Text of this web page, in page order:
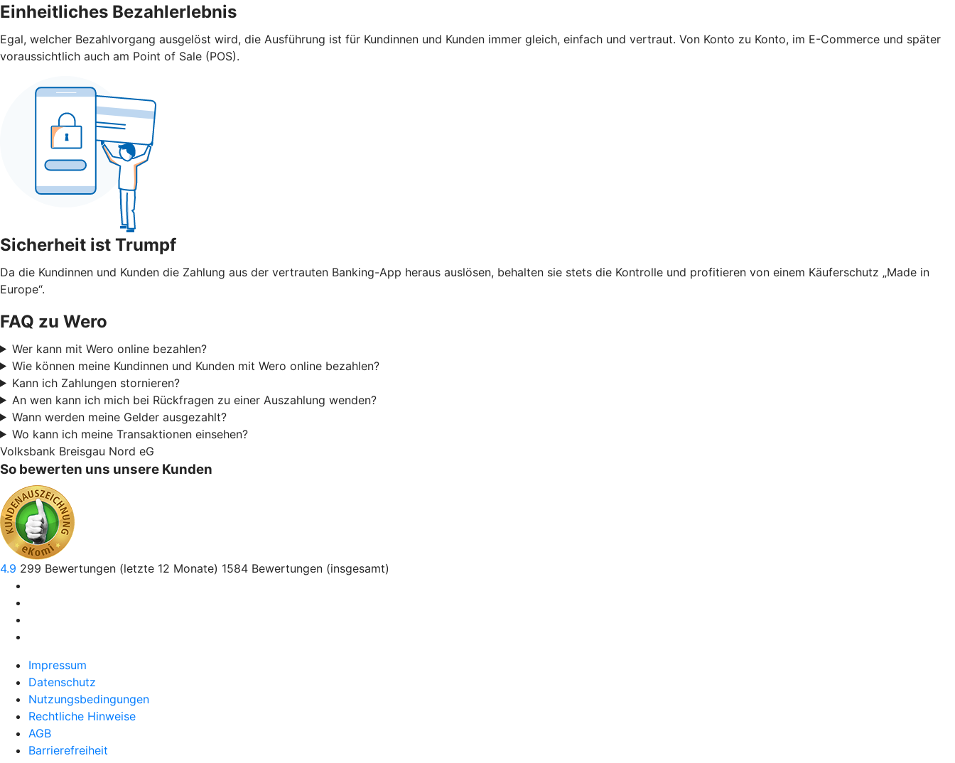
Einheitliches Bezahlerlebnis
Egal, welcher Bezahlvorgang ausgelöst wird, die Ausführung ist für Kundinnen und Kunden immer gleich, einfach und vertraut. Von Konto zu Konto, im E-Commerce und später
voraussichtlich auch am Point of Sale (POS).
Sicherheit ist Trumpf
Da die Kundinnen und Kunden die Zahlung aus der vertrauten Banking-App heraus auslösen, behalten sie stets die Kontrolle und profitieren von einem Käuferschutz „Made in
Europe“.
FAQ zu Wero
Wer kann mit Wero online bezahlen?
Wie können meine Kundinnen und Kunden mit Wero online bezahlen?
Kann ich Zahlungen stornieren?
An wen kann ich mich bei Rückfragen zu einer Auszahlung wenden?
Wann werden meine Gelder ausgezahlt?
Wo kann ich meine Transaktionen einsehen?
Volksbank Breisgau Nord eG
So bewerten uns unsere Kunden
4.9 299 Bewertungen (letzte 12 Monate) 1584 Bewertungen (insgesamt)
Impressum
Datenschutz
Nutzungsbedingungen
Rechtliche Hinweise
AGB
Barrierefreiheit